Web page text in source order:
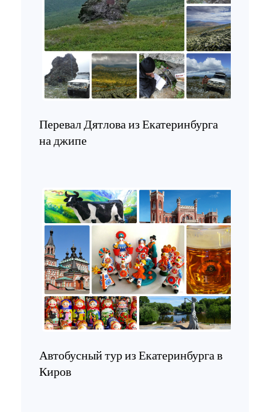
Перевал Дятлова из Екатеринбурга
на джипе
Автобусный тур из Екатеринбурга в
Киров